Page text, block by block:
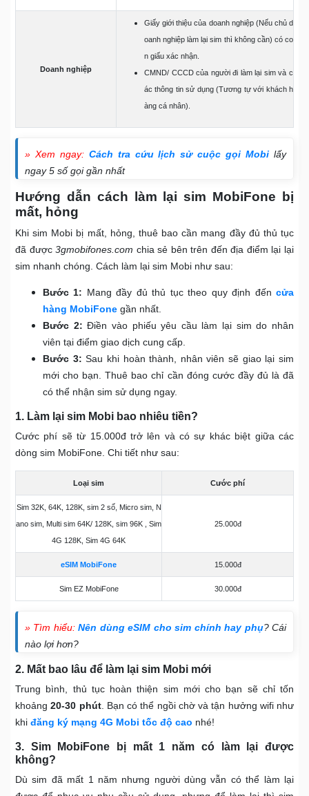
Doanh nghiệp
Giấy giới thiệu của doanh nghiệp (Nếu chủ d
oanh nghiệp làm lại sim thì không cần) có co
n giấu xác nhận.
CMND/ CCCD của người đi làm lại sim và c
ác thông tin sử dụng (Tương tự với khách h
àng cá nhân).
» Xem ngay: Cách tra cứu lịch sử cuộc gọi Mobi lấy
ngay 5 số gọi gần nhất
Hướng dẫn cách làm lại sim MobiFone bị
mất, hỏng
Khi sim Mobi bị mất, hỏng, thuê bao cần mang đầy đủ thủ tục
đã được3gmobifones.com chia sẻ bên trên đến địa điểm lại lại
sim nhanh chóng. Cách làm lại sim Mobi như sau:
Bước 1: Mang đầy đủ thủ tục theo quy định đếncửa
hàng MobiFone gần nhất.
Bước 2: Điền vào phiếu yêu cầu làm lại sim do nhân
viên tại điểm giao dịch cung cấp.
Bước 3: Sau khi hoàn thành, nhân viên sẽ giao lại sim
mới cho bạn. Thuê bao chỉ cần đóng cước đầy đủ là đã
có thể nhận sim sử dụng ngay.
1. Làm lại sim Mobi bao nhiêu tiền?
Cước phí sẽ từ 15.000đ trở lên và có sự khác biệt giữa các
dòng sim MobiFone. Chi tiết như sau:
Loại sim Cước phí
Sim 32K, 64K, 128K, sim 2 số, Micro sim, N
ano sim, Multi sim 64K/ 128K, sim 96K , Sim
4G 128K, Sim 4G 64K
25.000đ
eSIM MobiFone 15.000đ
Sim EZ MobiFone 30.000đ
» Tìm hiểu: Nên dùng eSIM cho sim chính hay phụ? Cái
nào lợi hơn?
2. Mất bao lâu để làm lại sim Mobi mới
Trung bình, thủ tục hoàn thiện sim mới cho bạn sẽ chỉ tốn
khoảng 20-30 phút. Bạn có thể ngồi chờ và tận hưởng wifi như
khi đăng ký mạng 4G Mobi tốc độ cao nhé!
3. Sim MobiFone bị mất 1 năm có làm lại được
không?
Dù sim đã mất 1 năm nhưng người dùng vẫn có thể làm lại